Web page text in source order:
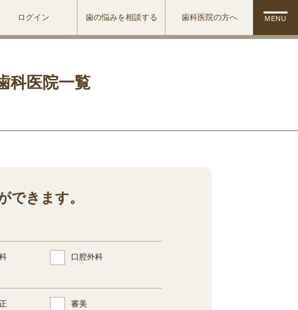
ログイン 歯の悩みを相談する 歯科医院の方へ MENU
科医院一覧
できます。
口腔外科
審美